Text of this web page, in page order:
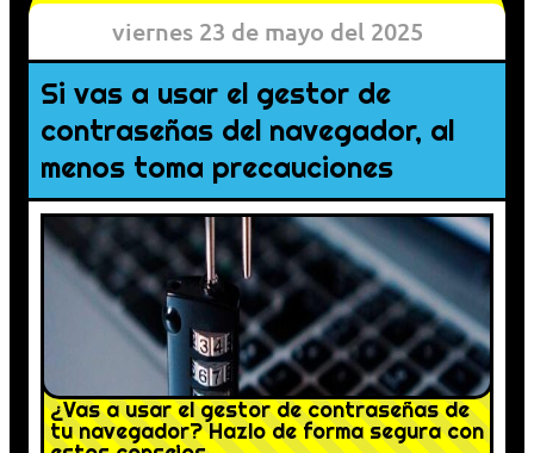
viernes 23 de mayo del 2025
Si vas a usar el gestor de
contraseñas del navegador, al
menos toma precauciones
¿Vas a usar el gestor de contraseñas de
tu navegador? Hazlo de forma segura con